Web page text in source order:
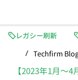
レガシー刷新
/ Techfirm